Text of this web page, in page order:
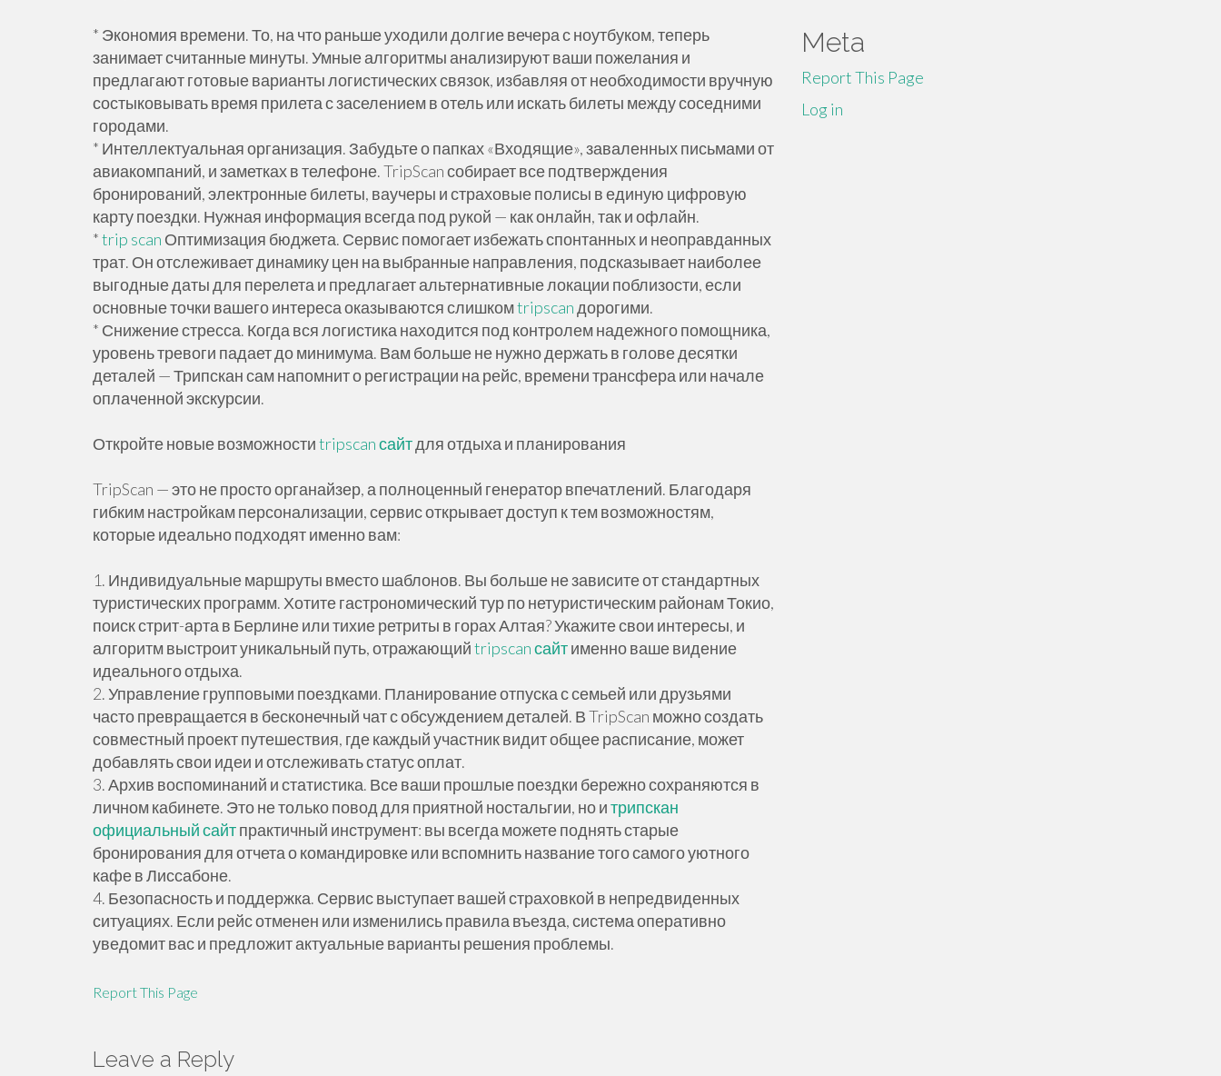
* Экономия времени. То, на что раньше уходили долгие вечера с ноутбуком, теперь
занимает считанные минуты. Умные алгоритмы анализируют ваши пожелания и
предлагают готовые варианты логистических связок, избавляя от необходимости вручную
состыковывать время прилета с заселением в отель или искать билеты между соседними
городами.
* Интеллектуальная организация. Забудьте о папках «Входящие», заваленных письмами от
авиакомпаний, и заметках в телефоне. TripScan собирает все подтверждения
бронирований, электронные билеты, ваучеры и страховые полисы в единую цифровую
карту поездки. Нужная информация всегда под рукой — как онлайн, так и офлайн.
*trip scan Оптимизация бюджета. Сервис помогает избежать спонтанных и неоправданных
трат. Он отслеживает динамику цен на выбранные направления, подсказывает наиболее
выгодные даты для перелета и предлагает альтернативные локации поблизости, если
основные точки вашего интереса оказываются слишкомtripscan дорогими.
* Снижение стресса. Когда вся логистика находится под контролем надежного помощника,
уровень тревоги падает до минимума. Вам больше не нужно держать в голове десятки
деталей — Трипскан сам напомнит о регистрации на рейс, времени трансфера или начале
оплаченной экскурсии.
Откройте новые возможностиtripscan сайтдля отдыха и планирования
TripScan — это не просто органайзер, а полноценный генератор впечатлений. Благодаря
гибким настройкам персонализации, сервис открывает доступ к тем возможностям,
которые идеально подходят именно вам:
1. Индивидуальные маршруты вместо шаблонов. Вы больше не зависите от стандартных
туристических программ. Хотите гастрономический тур по нетуристическим районам Токио,
поиск стрит-арта в Берлине или тихие ретриты в горах Алтая? Укажите свои интересы, и
алгоритм выстроит уникальный путь, отражающийtripscan сайтименно ваше видение
идеального отдыха.
2. Управление групповыми поездками. Планирование отпуска с семьей или друзьями
часто превращается в бесконечный чат с обсуждением деталей. В TripScan можно создать
совместный проект путешествия, где каждый участник видит общее расписание, может
добавлять свои идеи и отслеживать статус оплат.
3. Архив воспоминаний и статистика. Все ваши прошлые поездки бережно сохраняются в
личном кабинете. Это не только повод для приятной ностальгии, но итрипскан
официальный сайтпрактичный инструмент: вы всегда можете поднять старые
бронирования для отчета о командировке или вспомнить название того самого уютного
кафе в Лиссабоне.
4. Безопасность и поддержка. Сервис выступает вашей страховкой в непредвиденных
ситуациях. Если рейс отменен или изменились правила въезда, система оперативно
уведомит вас и предложит актуальные варианты решения проблемы.
Report This Page
Leave a Reply
Meta
Report This Page
Log in